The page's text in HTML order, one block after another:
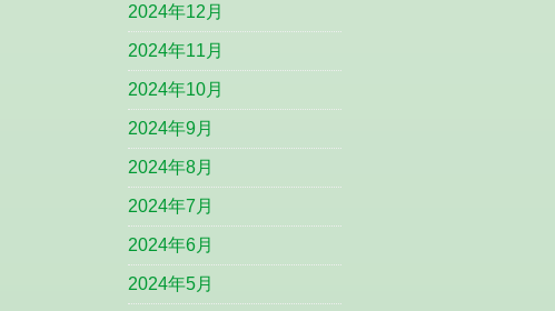
2024年12月
2024年11月
2024年10月
2024年9月
2024年8月
2024年7月
2024年6月
2024年5月